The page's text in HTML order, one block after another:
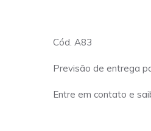
Cód. A83
Previsão de entrega
Entre em contato e